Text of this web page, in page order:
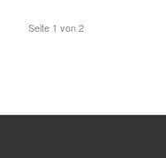
Seite 1 von 2